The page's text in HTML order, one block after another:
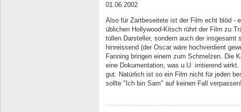
01.06.2002
Also für Zartbeseitete ist der Film echt blöd -
üblichen Hollywood-Kitsch rührt der Film zu
tollen Darsteller, sondern auch der insgesamt
hinreissend (der Oscar wäre hochverdient
Fanning bringen einem zum Schmelzen. Die
eine Dokumentation, was u.U. irritierend
gut. Natürlich ist so ein Film nicht für jeden
sollte "Ich bin Sam" auf keinen Fall